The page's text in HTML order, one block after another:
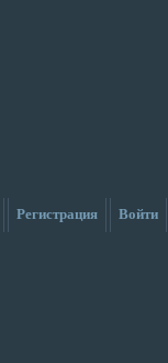
Регистрация Войти